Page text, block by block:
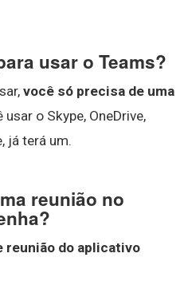
usar o Teams?
você só precisa de uma
usar o Skype, OneDrive,
já terá um.
reunião no
reunião do aplicativo